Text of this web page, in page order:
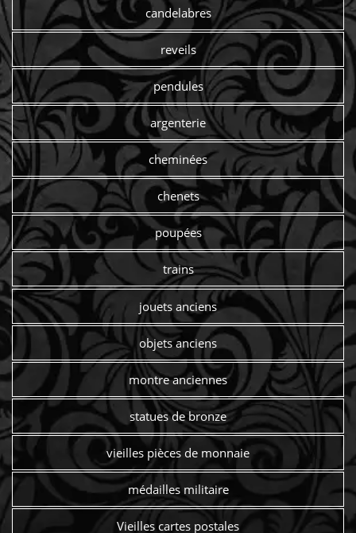
candelabres
reveils
pendules
argenterie
cheminées
chenets
poupées
trains
jouets anciens
objets anciens
montre anciennes
statues de bronze
vieilles pièces de monnaie
médailles militaire
Vieilles cartes postales